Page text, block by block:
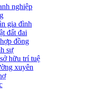
nghiệp
gia đình
đất đai
đồng
sự
hữu trí tuệ
xuyên